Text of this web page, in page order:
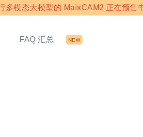
多模态大模型的 MaixCAM2 正在预售
FAQ 汇总 NEW